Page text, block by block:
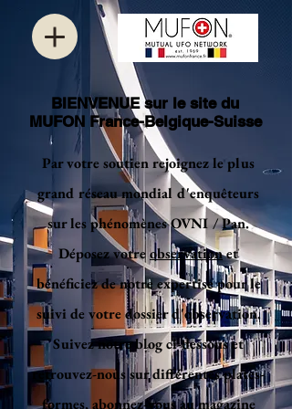
BIENVENUE sur le site du
MUFON France-Belgique-Suisse
Par votre soutien rejoignez le plus
grand réseau mondial d'enquêteurs
sur les phénomènes OVNI / Pan.
Déposez votreobservationet
bénéficiez de notre expertise pour le
suivi de votre dossier d'observation.
Suivez notre blog ci-dessous et
retrouvez-nous sur différentes plates-
formes, abonnez-vous au magazine